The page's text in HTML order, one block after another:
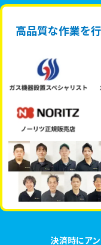
高品質な作業を
決済時にア